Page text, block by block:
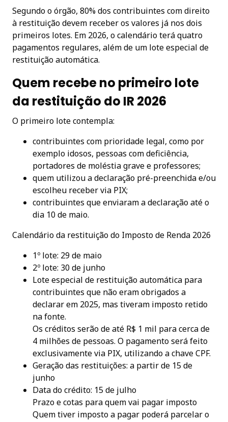
Segundo o órgão, 80% dos contribuintes com direito
à restituição devem receber os valores já nos dois
primeiros lotes. Em 2026, o calendário terá quatro
pagamentos regulares, além de um lote especial de
restituição automática.
Quem recebe no primeiro lote
da restituição do IR 2026
O primeiro lote contempla:
contribuintes com prioridade legal, como por
exemplo idosos, pessoas com deficiência,
portadores de moléstia grave e professores;
quem utilizou a declaração pré-preenchida e/ou
escolheu receber via PIX;
contribuintes que enviaram a declaração até o
dia 10 de maio.
Calendário da restituição do Imposto de Renda 2026
1º lote: 29 de maio
2º lote: 30 de junho
Lote especial de restituição automática para
contribuintes que não eram obrigados a
declarar em 2025, mas tiveram imposto retido
na fonte.
Os créditos serão de até R$ 1 mil para cerca de
4 milhões de pessoas. O pagamento será feito
exclusivamente via PIX, utilizando a chave CPF.
Geração das restituições: a partir de 15 de
junho
Data do crédito: 15 de julho
Prazo e cotas para quem vai pagar imposto
Quem tiver imposto a pagar poderá parcelar o